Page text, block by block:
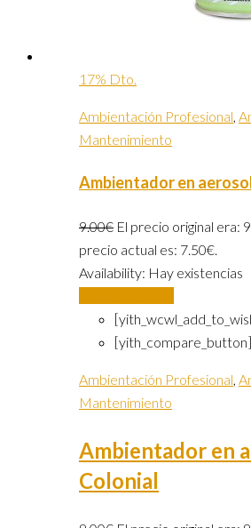
17% Dto.
Ambientación Profesional
Mantenimiento
Ambientador en
9.00€ El precio original era:
precio actual es: 7.50€.
Availability: Hay existencias
[yith_compare_button]
Ambientación Profesional,
Mantenimiento
Ambientador en
Colonial